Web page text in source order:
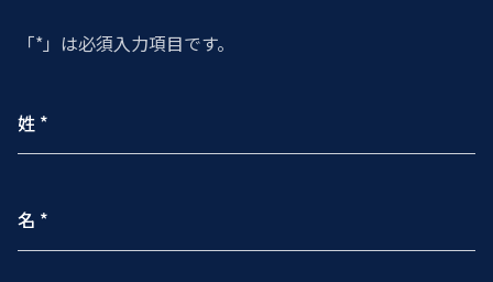
「*」は必須入力項目です。